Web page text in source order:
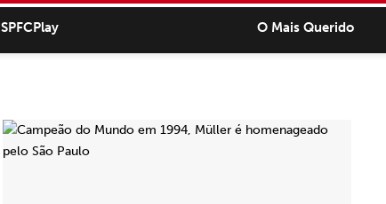
SPFCPlay O Mais Querido